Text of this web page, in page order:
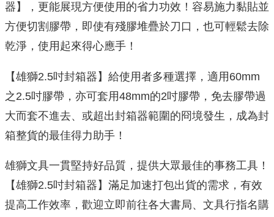
器】，更能展現方便使用的省力功效！容易施力黏貼並
方便切割膠帶，即使有殘膠堆疊於刀口，也可輕鬆去除
乾淨，使用起來得心應手！
【雄獅2.5吋封箱器】給使用者多種選擇，適用60mm
之2.5吋膠帶，亦可套用48mm的2吋膠帶，免去膠帶過
大而套不進去、或超出封箱器範圍的冏境發生，成為封
箱整貨的最佳得力助手！
雄獅文具一貫堅持好品質，提供大眾最佳的事務工具！
【雄獅2.5吋封箱器】滿足加速打包出貨的需求，有效
提高工作效率，歡迎立即前往各大書局、文具行指名購